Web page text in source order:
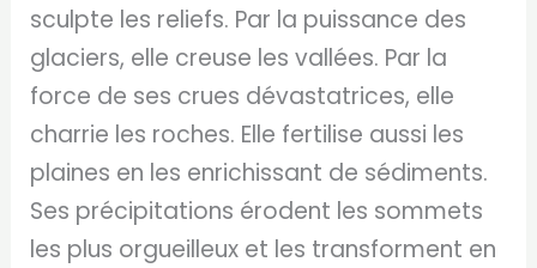
sculpte les reliefs. Par la puissance des
glaciers, elle creuse les vallées. Par la
force de ses crues dévastatrices, elle
charrie les roches. Elle fertilise aussi les
plaines en les enrichissant de sédiments.
Ses précipitations érodent les sommets
les plus orgueilleux et les transforment en